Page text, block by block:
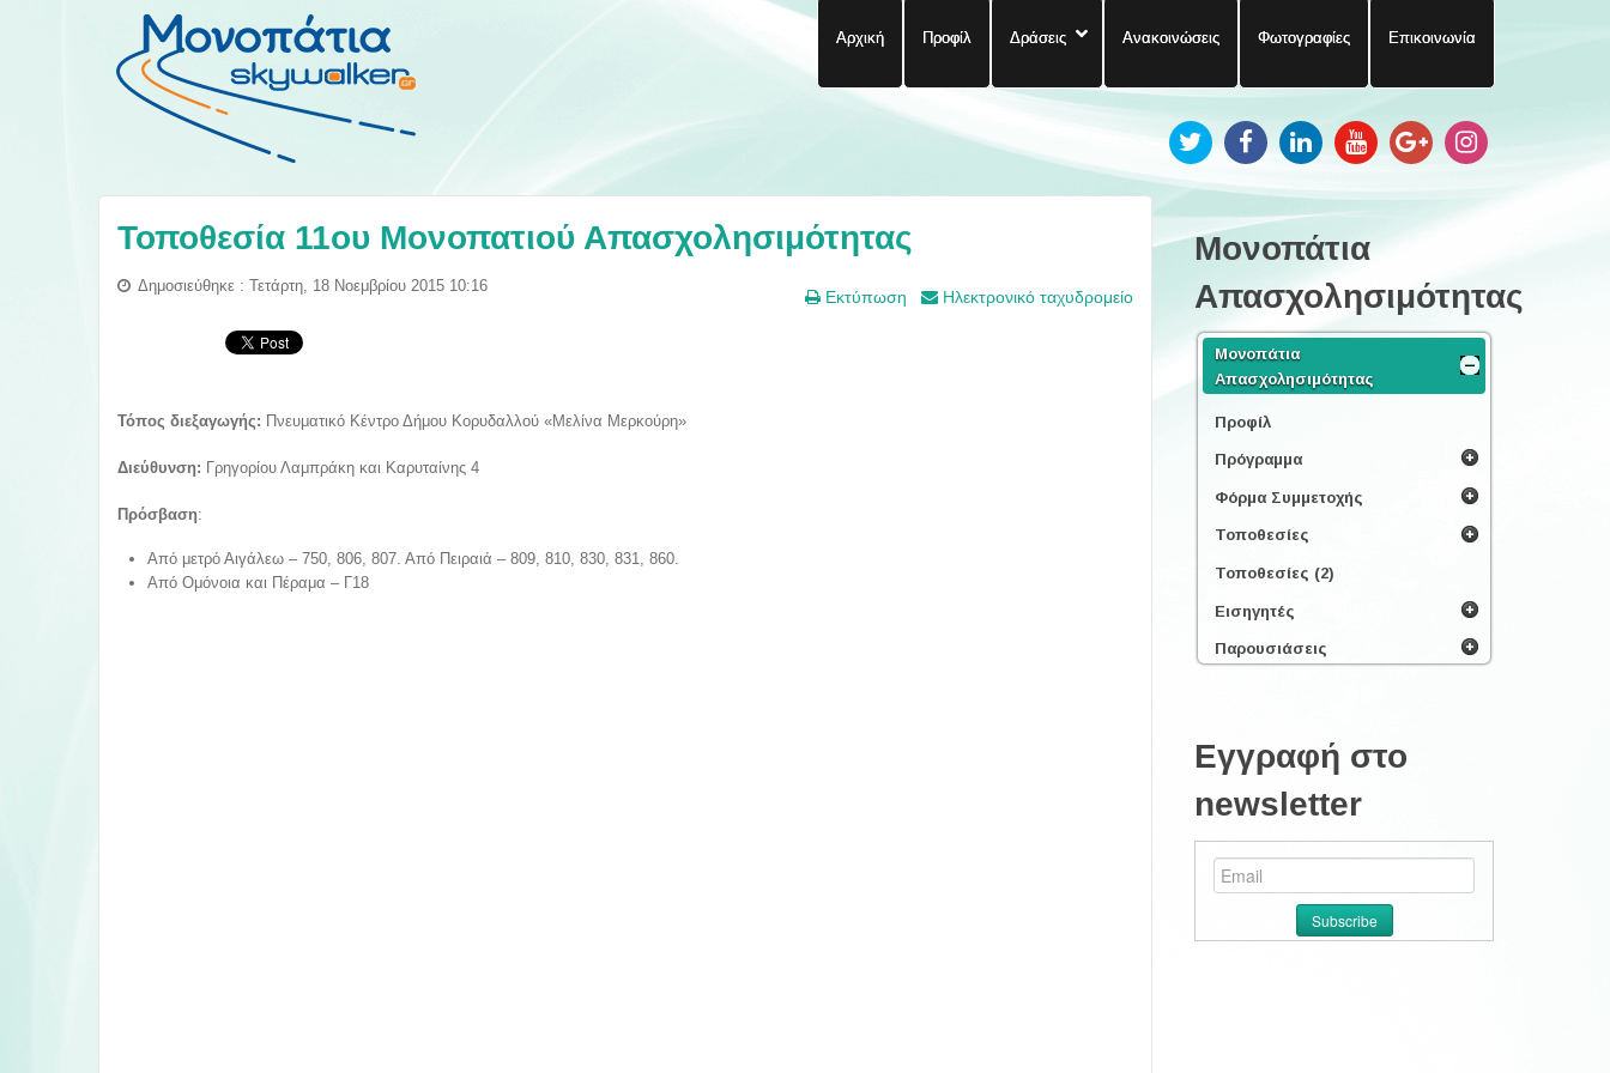
Αρχική Προφίλ Δράσεις Ανακοινώσεις Φωτογραφίες Επικοινωνία
Τοποθεσία 11ου Μονοπατιού Απασχολησιμότητας
Εκτύπωση Ηλεκτρονικό ταχυδρομείο
Δημοσιεύθηκε : Τετάρτη, 18 Νοεμβρίου 2015 10:16
Τόπος διεξαγωγής: Πνευματικό Κέντρο Δήμου Κορυδαλλού «Μελίνα Μερκούρη»
Διεύθυνση: Γρηγορίου Λαμπράκη και Καρυταίνης 4
Πρόσβαση:
Από μετρό Αιγάλεω – 750, 806, 807. Από Πειραιά – 809, 810, 830, 831, 860.
Από Ομόνοια και Πέραμα – Γ18
Μονοπάτια
Απασχολησιμότητας
Μονοπάτια
Απασχολησιμότητας
Προφίλ
Πρόγραμμα
Φόρμα Συμμετοχής
Τοποθεσίες
Τοποθεσίες (2)
Εισηγητές
Παρουσιάσεις
Εγγραφή στο
newsletter